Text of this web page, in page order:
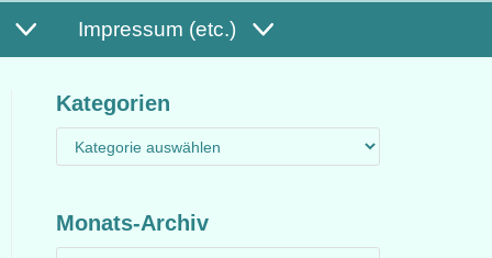
Impressum (etc.)
Kategorien
Monats-Archiv